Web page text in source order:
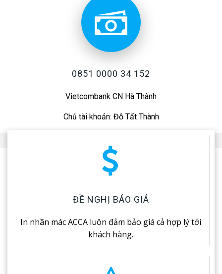
0851 0000 34 152
Vietcombank CN Hà Thành
Chủ tài khoản: Đỗ Tất Thành
ĐỀ NGHỊ BÁO GIÁ
In nhãn mác ACCA luôn đảm bảo giá cả hợp lý tới
khách hàng.